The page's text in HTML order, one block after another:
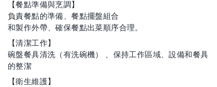
【餐點準備與烹調】
負責餐點的準備、餐點擺盤組合
和製作外帶、確保餐點出菜順序合理。
【清潔工作】
碗盤餐具清洗（有洗碗機） 、保持工作區域、設備和餐具
的整潔
【衛生維護】